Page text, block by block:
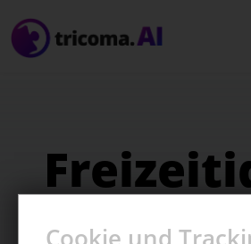
Entdecke mit
Cookie und